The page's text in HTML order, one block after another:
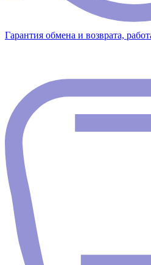
Гарантия обмена и возврата,